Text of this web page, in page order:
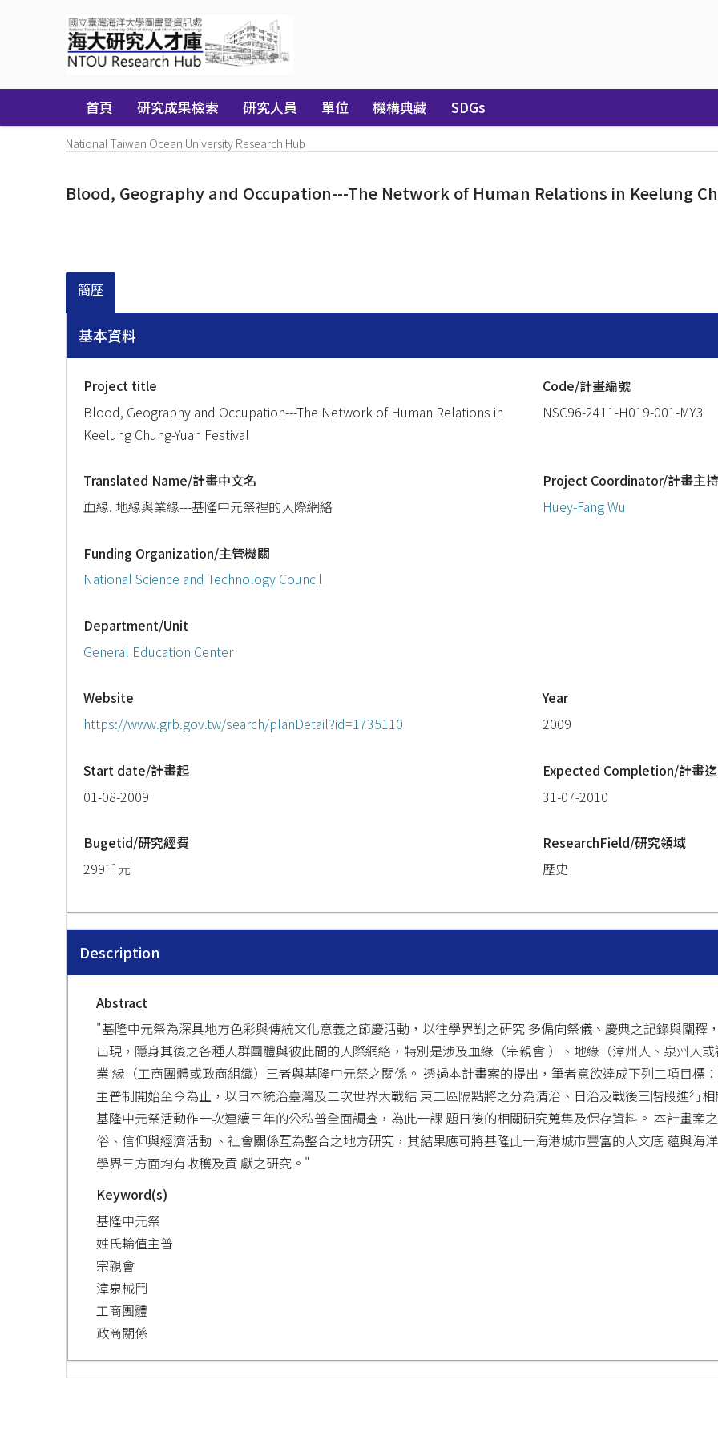
首頁 研究成果檢索 研究人員 單位 機構典藏 SDGs
National Taiwan Ocean University Research Hub
Blood, Geography and Occupation---The Network of Human Relations in Keelung
簡歷
基本資料
Project title
Blood, Geography and Occupation---The Network of Human Relations in
Keelung Chung-Yuan Festival
Code/計畫編號
NSC96-2411-H019-001-MY3
Translated Name/計畫中文名
血緣. 地緣與業緣---基隆中元祭裡的人際網絡
Project Coordinator/計畫主
Huey-Fang Wu
Funding Organization/主管機關
National Science and Technology Council
Department/Unit
General Education Center
Website
https://www.grb.gov.tw/search/planDetail?id=1735110
Year
2009
Start date/計畫起
01-08-2009
Expected Completion/計畫迄
31-07-2010
Bugetid/研究經費
299千元
ResearchField/研究領域
歷史
Description
Abstract
"基隆中元祭為深具地方色彩與傳統文化意義之節慶活動，以往學界對之研究 多偏向祭儀、慶典之記錄與闡釋
出現，隱身其後之各種人群團體與彼此間的人際網絡，特別是涉及血緣（宗親會 ）、地緣（漳州人、泉州人
業 緣（工商團體或政商組織）三者與基隆中元祭之關係。 透過本計畫案的提出，筆者意欲達成下列二項目標
主普制開始至今為止，以日本統治臺灣及二次世界大戰結 束二區隔點將之分為清治、日治及戰後三階段進行
基隆中元祭活動作一次連續三年的公私普全面調查，為此一課 題日後的相關研究蒐集及保存資料。 本計畫案
俗、信仰與經濟活動 、社會關係互為整合之地方研究，其結果應可將基隆此一海港城市豐富的人文底 蘊與海
學界三方面均有收穫及貢 獻之研究。"
Keyword(s)
基隆中元祭
姓氏輪值主普
宗親會
漳泉械鬥
工商團體
政商關係